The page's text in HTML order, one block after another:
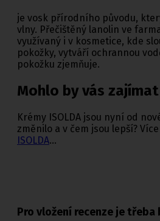
je vosk přírodního původu,
vlny. Přečištěný lanolin ve
využívaný i v kosmetice, kde
pokožky, vytváří ochrannou
pokožku zjemňuje.
Mohlo by vás zajímat
Krémy ISOLDA jsou nyní od
změnilo a v čem jsou lepší?
ISOLDA...
Pro vložení recenze je